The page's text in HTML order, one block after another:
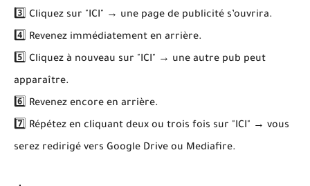
3️⃣ Cliquez sur "ICI" → une page de publicité s’ouvrira.
4️⃣ Revenez immédiatement en arrière.
5️⃣ Cliquez à nouveau sur "ICI" → une autre pub peut
apparaître.
6️⃣ Revenez encore en arrière.
7️⃣ Répétez en cliquant deux ou trois fois sur "ICI" → vous
serez redirigé vers Google Drive ou Mediafire.